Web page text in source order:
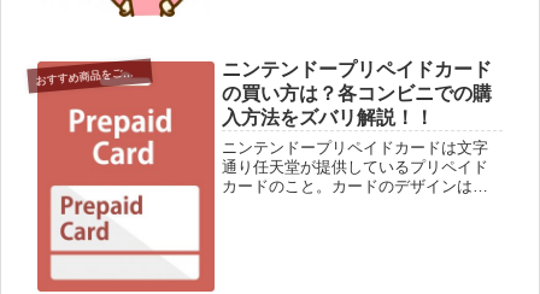
花...
お
すすめ商品をご紹介
ニンテンドープリペイドカード
の買い方は？各コンビニでの購
入方法をズバリ解説！！
ニンテンドープリペイドカードは文字
通り任天堂が提供しているプリペイド
カードのこと。カードのデザインは、